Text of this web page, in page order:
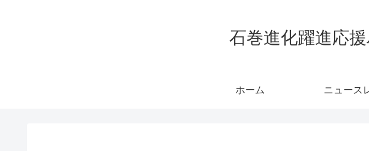
石巻進化躍進応
ホーム ニュース